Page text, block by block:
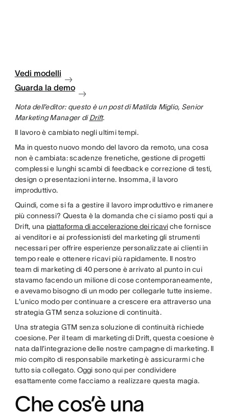
Vedi modelli
Guarda la demo
Nota dell’editor: questo è un post di Matilda Miglio, Senior
Marketing Manager diDrift.
Il lavoro è cambiato negli ultimi tempi.
Ma in questo nuovo mondo del lavoro da remoto, una cosa
non è cambiata: scadenze frenetiche, gestione di progetti
complessi e lunghi scambi di feedback e correzione di testi,
design o presentazioni interne. Insomma, il lavoro
improduttivo.
Quindi, come si fa a gestire il lavoro improduttivo e rimanere
più connessi? Questa è la domanda che ci siamo posti qui a
Drift, una piattaforma di accelerazione dei ricaviche fornisce
ai venditori e ai professionisti del marketing gli strumenti
necessari per offrire esperienze personalizzate ai clienti in
tempo reale e ottenere ricavi più rapidamente. Il nostro
team di marketing di 40 persone è arrivato al punto in cui
stavamo facendo un milione di cose contemporaneamente,
e avevamo bisogno di un modo per collegarle tutte insieme.
L'unico modo per continuare a crescere era attraverso una
strategia GTM senza soluzione di continuità.
Una strategia GTM senza soluzione di continuità richiede
coesione. Per il team di marketing di Drift, questa coesione è
nata dall’integrazione delle nostre campagne di marketing. Il
mio compito di responsabile marketing è assicurarmi che
tutto sia collegato. Oggi sono qui per condividere
esattamente come facciamo a realizzare questa magia.
Che cos’è una